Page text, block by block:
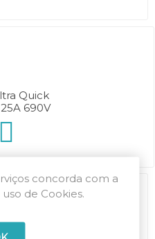
Quick
690V
concorda com a
de Cookies.